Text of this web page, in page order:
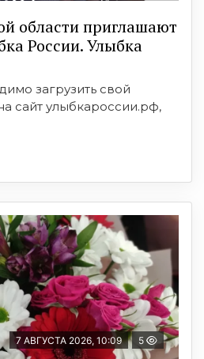
области приглашают
России. Улыбка
загрузить свой
сайт улыбкароссии.рф,
7 АВГУСТА 2026, 10:09 5